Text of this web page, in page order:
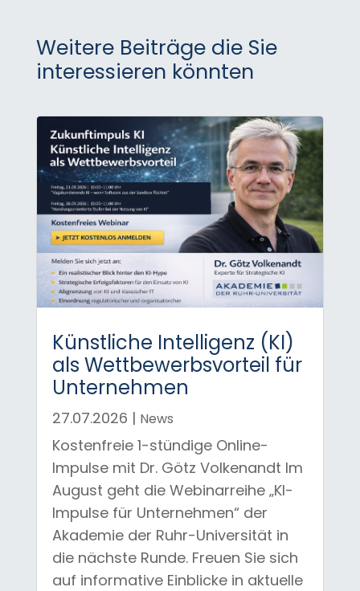
Weitere Beiträge die Sie
interessieren könnten
Künstliche Intelligenz (KI)
als Wettbewerbsvorteil für
Unternehmen
27.07.2026 | News
Kostenfreie 1-stündige Online-
Impulse mit Dr. Götz Volkenandt Im
August geht die Webinarreihe „KI-
Impulse für Unternehmen“ der
Akademie der Ruhr-Universität in
die nächste Runde. Freuen Sie sich
auf informative Einblicke in aktuelle